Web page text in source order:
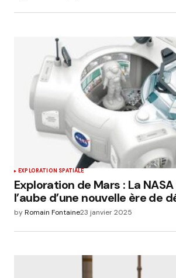
EXPLORATION SPATIALE
Exploration de Mars : La
l’aube d’une nouvelle ère de
byRomain Fontaine23 janvier 2025